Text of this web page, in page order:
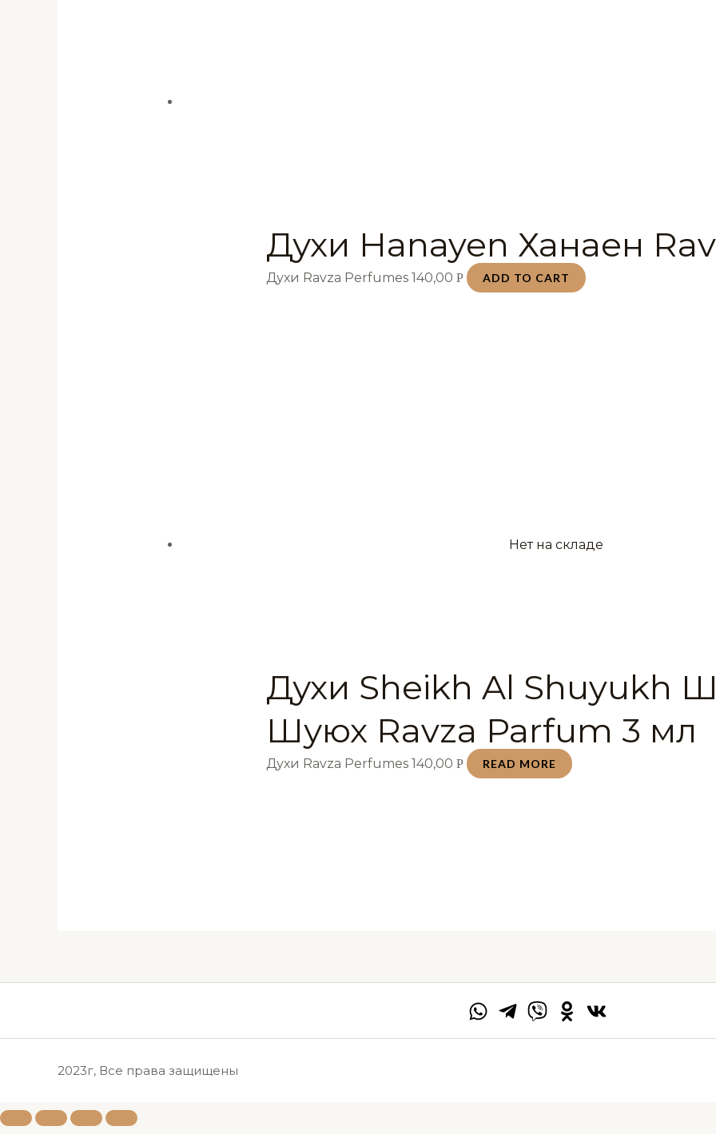
Духи Hanayen Ханаен
Духи Ravza Perfumes140,00Р ADD TO CART
Нет на складе
Духи Sheikh Al Shuyukh
Шуюх Ravza Parfum 3 мл
Духи Ravza Perfumes140,00Р READ MORE
2023г, Все права защищены